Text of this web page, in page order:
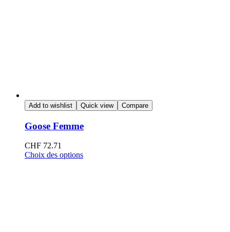
Add to wishlist Quick view Compare
Goose Femme
CHF 72.71
Choix des options